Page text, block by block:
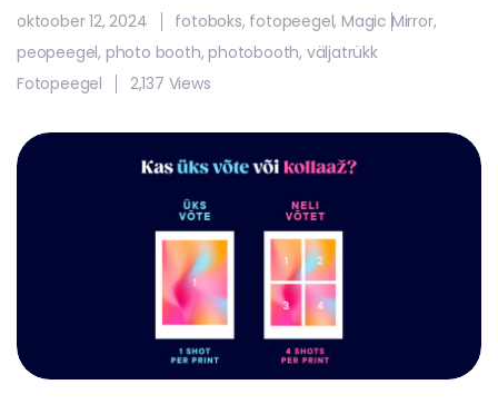
oktoober 12, 2024 fotoboks, fotopeegel,Magic Mirror,
peopeegel, photo booth,photobooth, väljatrükk
Fotopeegel
2,137 Views